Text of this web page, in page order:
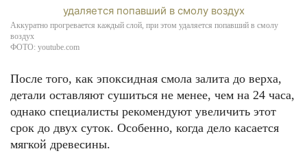
Аккуратно прогревается каждый слой, при этом удаляется попавший в смолу
воздух
ФОТО: youtube.com
После того, как эпоксидная смола залита до верха,
детали оставляют сушиться не менее, чем на 24 часа,
однако специалисты рекомендуют увеличить этот
срок до двух суток. Особенно, когда дело касается
мягкой древесины.